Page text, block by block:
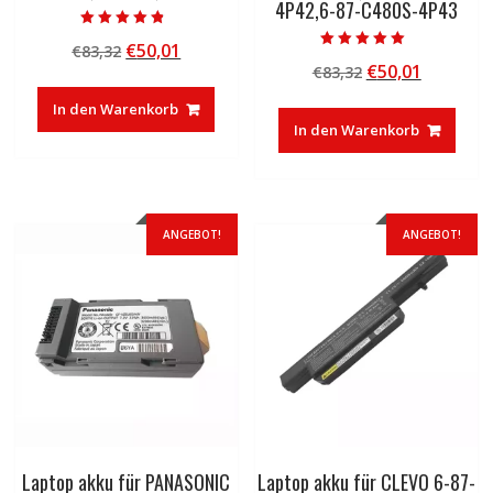
4.50
von 5
€83,32 Ursprünglicher
war:
€83,32
€50,01
ist:
€50,01.
In den Warenkorb
4P42,6-87-C480S-4P43
5.00
von 5
€83,32 Ursprünglicher
war:
€83,32
€50,01
ist:
€50,01.
In den Warenkorb
ANGEBOT!
Laptop akku für PANASONIC
ANGEBOT!
Laptop akku für CLEVO 6-87-